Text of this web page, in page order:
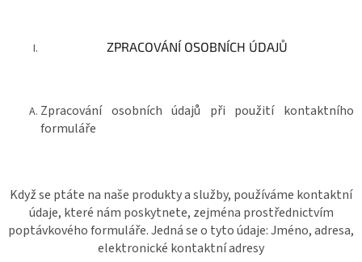
ZPRACOVÁNÍ OSOBNÍCH ÚDAJŮ
Zpracování osobních údajů při použití kontaktního
formuláře
Když se ptáte na naše produkty a služby, používáme kontaktní
údaje, které nám poskytnete, zejména prostřednictvím
poptávkového formuláře. Jedná se o tyto údaje: Jméno, adresa,
elektronické kontaktní adresy